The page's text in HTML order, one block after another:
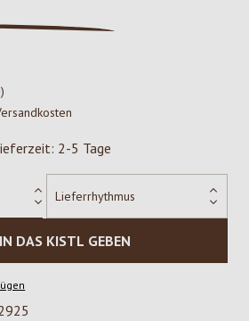
2-5 Tage
IN DAS KISTL GEBEN